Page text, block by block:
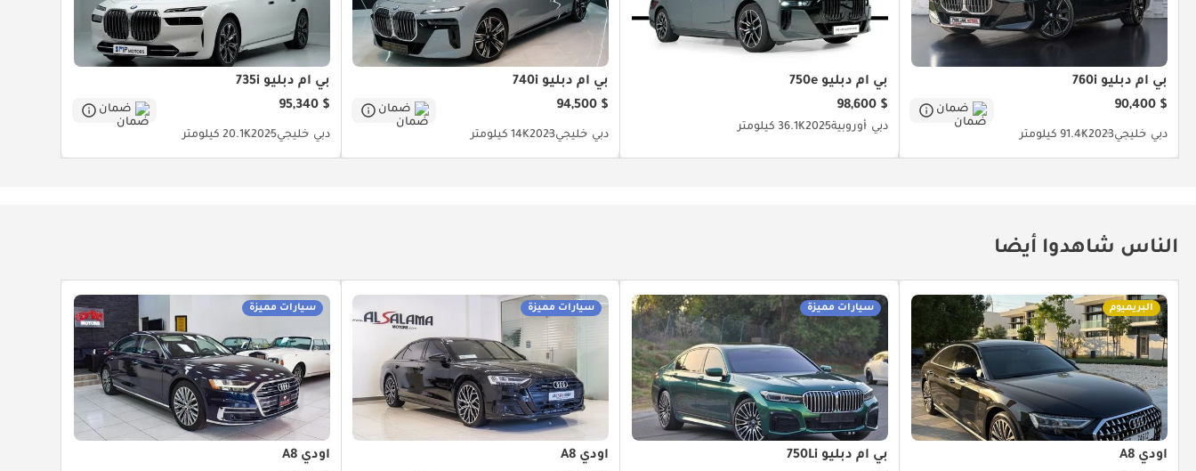
بي أم دبليو 760i
$ 90,400
ضمان
دبي خليجي202391.4K كيلومتر
بي أم دبليو 750e
$ 98,600
دبي أوروبية202536.1K كيلومتر
بي أم دبليو 740i
$ 94,500
ضمان
دبي خليجي202314K كيلومتر
بي أم دبليو 735i
$ 95,340
ضمان
دبي خليجي202520.1K كيلومتر
الناس شاهدوا أيضا
البريميوم
أودي A8
سيارات مميزة
بي أم دبليو 750Li
سيارات مميزة
أودي A8
سيارات مميزة
أودي A8